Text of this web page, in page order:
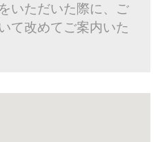
いただいた際に、ご
て改めてご案内いた